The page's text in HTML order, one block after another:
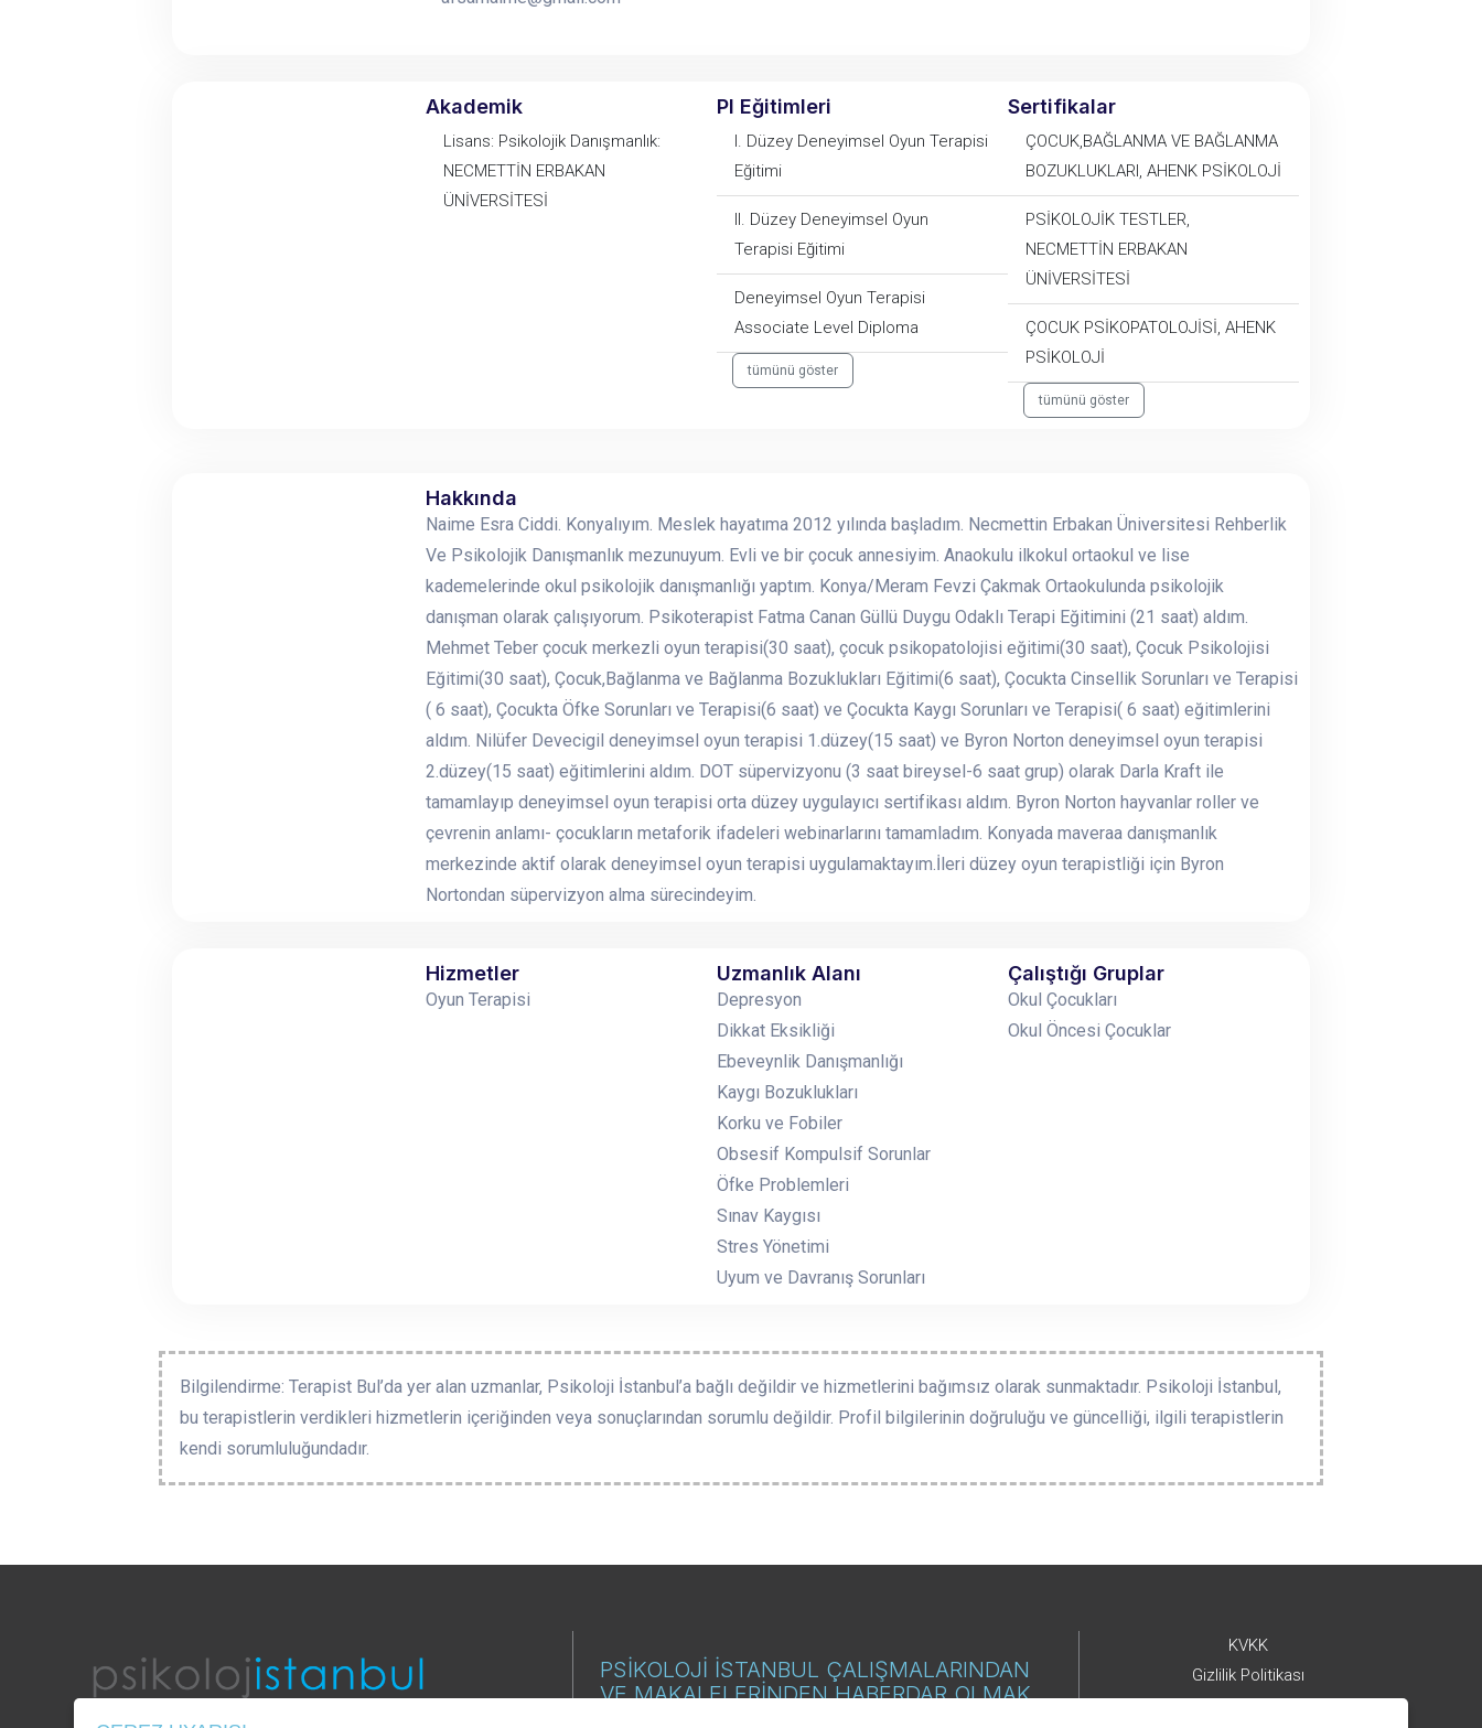
Akademik
Lisans: Psikolojik Danışmanlık:
NECMETTİN ERBAKAN
ÜNİVERSİTESİ
PI Eğitimleri
I. Düzey Deneyimsel Oyun Terapisi
Eğitimi
II. Düzey Deneyimsel Oyun
Terapisi Eğitimi
Deneyimsel Oyun Terapisi
Associate Level Diploma
tümünü göster
Sertifikalar
ÇOCUK,BAĞLANMA VE BAĞLANMA
BOZUKLUKLARI, AHENK PSİKOLOJİ
PSİKOLOJİK TESTLER,
NECMETTİN ERBAKAN
ÜNİVERSİTESİ
ÇOCUK PSİKOPATOLOJİSİ, AHENK
PSİKOLOJİ
tümünü göster
Hakkında
Naime Esra Ciddi. Konyalıyım. Meslek hayatıma 2012 yılında başladım. Necmettin Erbakan Üniversitesi Rehberlik
Ve Psikolojik Danışmanlık mezunuyum. Evli ve bir çocuk annesiyim. Anaokulu ilkokul ortaokul ve lise
kademelerinde okul psikolojik danışmanlığı yaptım. Konya/Meram Fevzi Çakmak Ortaokulunda psikolojik
danışman olarak çalışıyorum. Psikoterapist Fatma Canan Güllü Duygu Odaklı Terapi Eğitimini (21 saat) aldım.
Mehmet Teber çocuk merkezli oyun terapisi(30 saat), çocuk psikopatolojisi eğitimi(30 saat), Çocuk Psikolojisi
Eğitimi(30 saat), Çocuk,Bağlanma ve Bağlanma Bozuklukları Eğitimi(6 saat), Çocukta Cinsellik Sorunları ve Terapisi
( 6 saat), Çocukta Öfke Sorunları ve Terapisi(6 saat) ve Çocukta Kaygı Sorunları ve Terapisi( 6 saat) eğitimlerini
aldım. Nilüfer Devecigil deneyimsel oyun terapisi 1.düzey(15 saat) ve Byron Norton deneyimsel oyun terapisi
2.düzey(15 saat) eğitimlerini aldım. DOT süpervizyonu (3 saat bireysel-6 saat grup) olarak Darla Kraft ile
tamamlayıp deneyimsel oyun terapisi orta düzey uygulayıcı sertifikası aldım. Byron Norton hayvanlar roller ve
çevrenin anlamı- çocukların metaforik ifadeleri webinarlarını tamamladım. Konyada maveraa danışmanlık
merkezinde aktif olarak deneyimsel oyun terapisi uygulamaktayım.İleri düzey oyun terapistliği için Byron
Nortondan süpervizyon alma sürecindeyim.
Hizmetler
Oyun Terapisi
Uzmanlık Alanı
Depresyon
Dikkat Eksikliği
Ebeveynlik Danışmanlığı
Kaygı Bozuklukları
Korku ve Fobiler
Obsesif Kompulsif Sorunlar
Öfke Problemleri
Sınav Kaygısı
Stres Yönetimi
Uyum ve Davranış Sorunları
Çalıştığı Gruplar
Okul Çocukları
Okul Öncesi Çocuklar
Bilgilendirme: Terapist Bul’da yer alan uzmanlar, Psikoloji İstanbul’a bağlı değildir ve hizmetlerini bağımsız olarak sunmaktadır. Psikoloji İstanbul,
bu terapistlerin verdikleri hizmetlerin içeriğinden veya sonuçlarından sorumlu değildir. Profil bilgilerinin doğruluğu ve güncelliği, ilgili terapistlerin
kendi sorumluluğundadır.
PSİKOLOJİ İSTANBUL ÇALIŞMALARINDAN
VE MAKALELERİNDEN HABERDAR OLMAK
KVKK
Gizlilik Politikası
Çerez Kullanımı